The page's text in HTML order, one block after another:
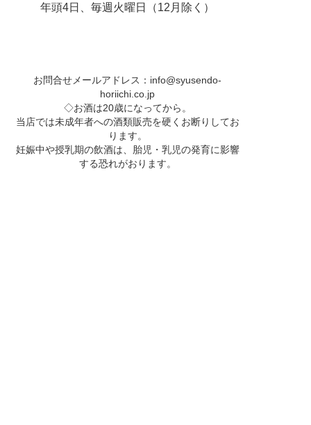
年頭4日、毎週火曜日（12月除く）
お問合せメールアドレス： info@syusendo-
horiichi.co.jp
◇お酒は20歳になってから。
当店では未成年者への酒類販売を硬くお断りしてお
ります。
妊娠中や授乳期の飲酒は、胎児・乳児の発育に影響
する恐れがおります。